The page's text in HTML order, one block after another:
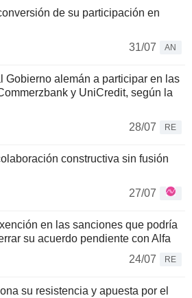
de su participación en
31/07
AN
Gobierno alemán a participar en las
y UniCredit, según la
28/07
RE
constructiva sin fusión
27/07
en las sanciones que podría
su acuerdo pendiente con Alfa
24/07
RE
su resistencia y apuesta por el